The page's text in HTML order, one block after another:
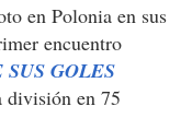
en Polonia en sus
encuentro
GOLES
división en 75